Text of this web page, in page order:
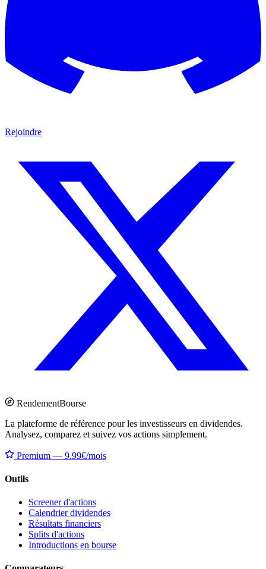
Rejoindre
RendementBourse
La plateforme de référence pour les investisseurs en dividendes.
Analysez, comparez et suivez vos actions simplement.
Premium — 9.99€/mois
Outils
Screener d'actions
Calendrier dividendes
Résultats financiers
Splits d'actions
Introductions en bourse